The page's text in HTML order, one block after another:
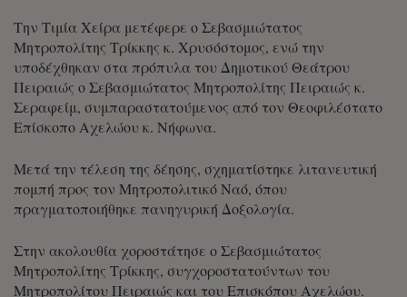
Την Τιμία Χείρα μετέφερε ο Σεβασμιώτατος
Μητροπολίτης Τρίκκης κ. Χρυσόστομος, ενώ την
υποδέχθηκαν στα πρόπυλα του Δημοτικού Θεάτρου
Πειραιώς ο Σεβασμιώτατος Μητροπολίτης Πειραιώς κ.
Σεραφείμ, συμπαραστατούμενος από τον Θεοφιλέστατο
Επίσκοπο Αχελώου κ. Νήφωνα.
Μετά την τέλεση της δέησης, σχηματίστηκε λιτανευτική
πομπή προς τον Μητροπολιτικό Ναό, όπου
πραγματοποιήθηκε πανηγυρική Δοξολογία.
Στην ακολουθία χοροστάτησε ο Σεβασμιώτατος
Μητροπολίτης Τρίκκης, συγχοροστατούντων του
Μητροπολίτου Πειραιώς και του Επισκόπου Αχελώου.